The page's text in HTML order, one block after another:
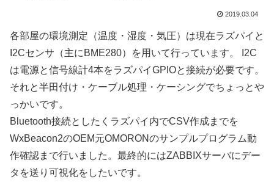
2019.03.04
各部屋の環境測定（温度・湿度・気圧）は現在ラズパイと
I2Cセンサ（主にBME280）を用いて行っています。 I2C
は電源と信号線計4本をラズパイGPIOと接続が必要です。
それと半田付け・ケーブル処理・ケーシングでちょっとや
っかいです。
Bluetooth接続としたくラズパイ内でCSV作成までを
WxBeacon2のOEM元OMORONのサンプルプログラム動
作確認まで行いました。最終的にはZABBIXサーバにデー
タを送り可視化をしたいです。